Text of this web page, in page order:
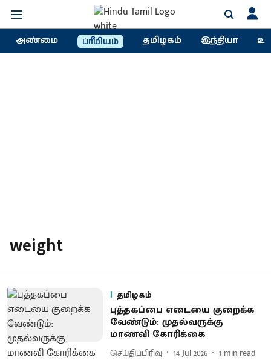
அண்மை ப்ரீமியம் தமிழகம் இந்தியா
weight
தமிழகம்
புத்தகப்பை எடையை குறைக்க
வேண்டும்: முதல்வருக்கு
மாணவி கோரிக்கை
செய்திப்பிரிவு 14 Jul 2026 1 min read